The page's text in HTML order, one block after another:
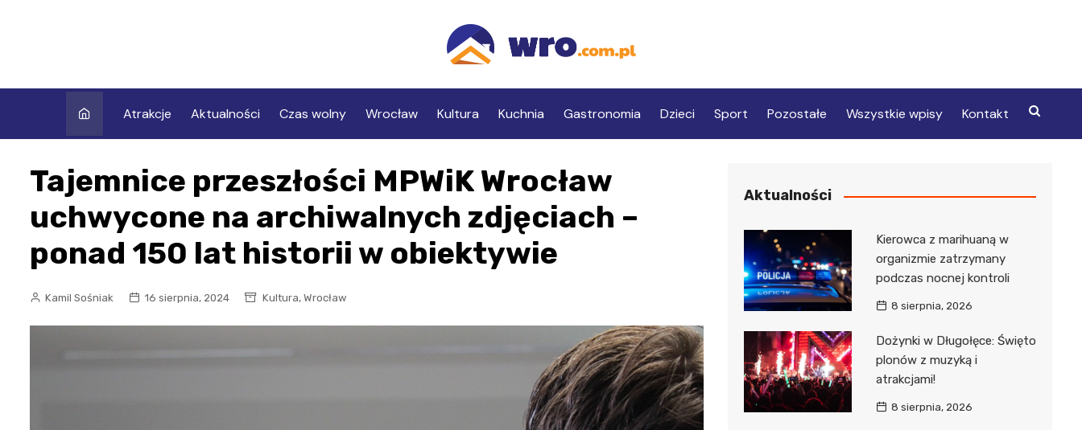
Atrakcje Aktualności Czas wolny Wrocław Kultura Kuchnia Gastronomia Dzieci Sport Pozostałe Wszystkie wpisy Kontakt
Tajemnice przeszłości MPWiK Wrocław
uchwycone na archiwalnych zdjęciach –
ponad 150 lat historii w obiektywie
Kamil Sośniak 16 sierpnia, 2024 Kultura, Wrocław
Aktualności
Kierowca z marihuaną w
organizmie zatrzymany
podczas nocnej kontroli
8 sierpnia, 2026
Dożynki w Długołęce: Święto
plonów z muzyką i
atrakcjami!
8 sierpnia, 2026